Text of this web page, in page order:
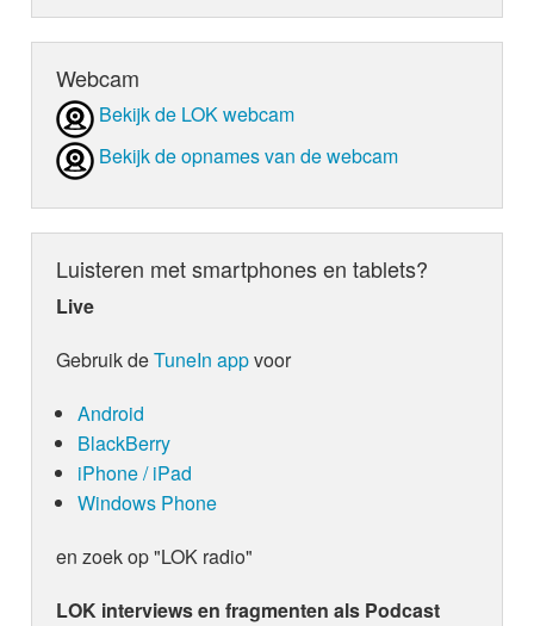
Webcam
Bekijk de LOK webcam
Bekijk de opnames van de webcam
Luisteren met smartphones en tablets?
Live
Gebruik deTuneIn appvoor
Android
BlackBerry
iPhone / iPad
Windows Phone
en zoek op "LOK radio"
LOK interviews en fragmenten als Podcast